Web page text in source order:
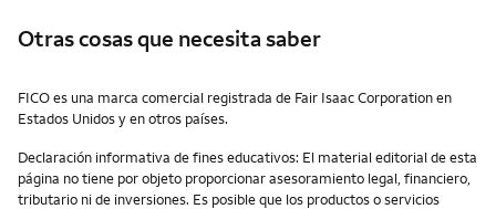
Otras cosas que necesita saber
Otras cosas que necesita saber
FICO es una marca comercial registrada de Fair Isaac Corporation en
Estados Unidos y en otros países.
Declaración informativa de fines educativos: El material editorial de esta
página no tiene por objeto proporcionar asesoramiento legal, financiero,
tributario ni de inversiones. Es posible que los productos o servicios